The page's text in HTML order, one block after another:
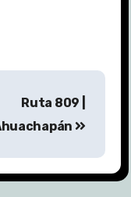
Ruta 809 |